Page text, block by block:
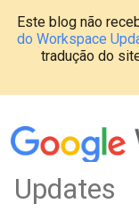
Este blog não
do Workspace
tradução do
Updates